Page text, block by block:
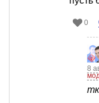
0
8